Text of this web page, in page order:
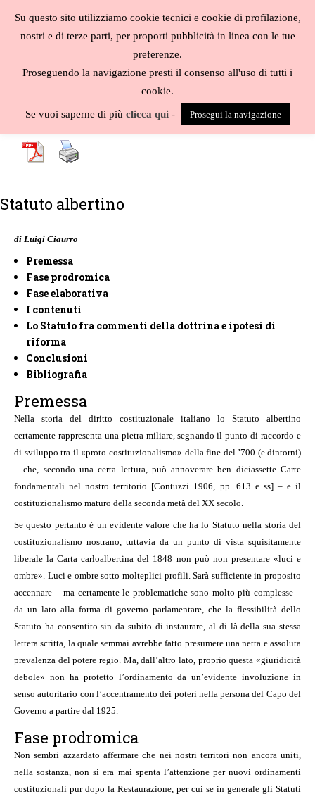
contenuto
- - -G -H -I K L-M-N-O-P-Q-R-S
- W -Y-Z-
Statuto albertino
di Luigi Ciaurro
Premessa
Fase prodromica
Fase elaborativa
I contenuti
Lo Statuto fra commenti della dottrina e ipotesi di
riforma
Conclusioni
Bibliografia
Premessa
Nella storia del diritto costituzionale italiano lo Statuto albertino
certamente rappresenta una pietra miliare, segnando il punto di raccordo e
di sviluppo tra il «proto-costituzionalismo» della fine del ’700 (e dintorni)
– che, secondo una certa lettura, può annoverare ben diciassette Carte
fondamentali nel nostro territorio [Contuzzi 1906, pp. 613 e ss] – e il
costituzionalismo maturo della seconda metà del XX secolo.
Se questo pertanto è un evidente valore che ha lo Statuto nella storia del
costituzionalismo nostrano, tuttavia da un punto di vista squisitamente
liberale la Carta carloalbertina del 1848 non può non presentare «luci e
ombre». Luci e ombre sotto molteplici profili. Sarà sufficiente in proposito
accennare – ma certamente le problematiche sono molto più complesse –
da un lato alla forma di governo parlamentare, che la flessibilità dello
Statuto ha consentito sin da subito di instaurare, al di là della sua stessa
lettera scritta, la quale semmai avrebbe fatto presumere una netta e assoluta
prevalenza del potere regio. Ma, dall’altro lato, proprio questa «giuridicità
debole» non ha protetto l’ordinamento da un’evidente involuzione in
senso autoritario con l’accentramento dei poteri nella persona del Capo del
Governo a partire dal 1925.
Fase prodromica
Non sembri azzardato affermare che nei nostri territori non ancora uniti,
nella sostanza, non si era mai spenta l’attenzione per nuovi ordinamenti
costituzionali pur dopo la Restaurazione, per cui se in generale gli Statuti
Su questo sito utilizziamo cookie tecnici e cookie di profilazione,
nostri e di terze parti, per proporti pubblicità in linea con le tue
preferenze.
Proseguendo la navigazione presti il consenso all'uso di tutti i
cookie.
Se vuoi saperne di più clicca qui - Prosegui la navigazione